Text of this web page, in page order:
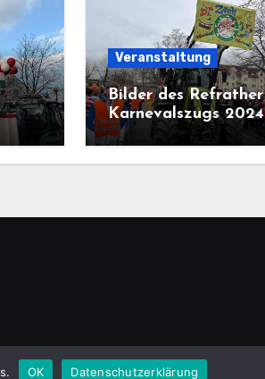
Veranstaltung
Bilder des Refrather
Karnevalszugs 2024
OK Datenschutzerklärung